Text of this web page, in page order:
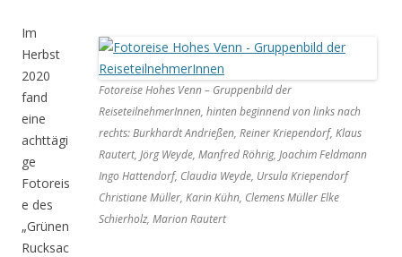
Fotoreise Hohes Venn – Gruppenbild der
ReiseteilnehmerInnen, hinten beginnend von links nach
rechts: Burkhardt Andrießen, Reiner Kriependorf, Klaus
Rautert, Jörg Weyde, Manfred Röhrig, Joachim Feldmann
Ingo Hattendorf, Claudia Weyde, Ursula Kriependorf
Christiane Müller, Karin Kühn, Clemens Müller Elke
Schierholz, Marion Rautert
Im
Herbst
2020
fand
eine
achttägi
ge
Fotoreis
e des
„Grünen
Rucksac